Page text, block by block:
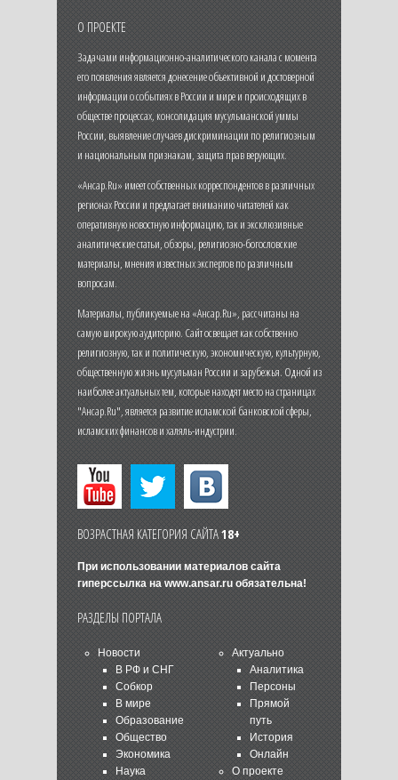
О ПРОЕКТЕ
Задачами информационно-аналитического канала с момента
его появления является донесение объективной и достоверной
информации о событиях в России и мире и происходящих в
обществе процессах, консолидация мусульманской уммы
России, выявление случаев дискриминации по религиозным
и национальным признакам, защита прав верующих.
«Ансар.Ru» имеет собственных корреспондентов в различных
регионах России и предлагает вниманию читателей как
оперативную новостную информацию, так и эксклюзивные
аналитические статьи, обзоры, религиозно-богословские
материалы, мнения известных экспертов по различным
вопросам.
Материалы, публикуемые на «Ансар.Ru», рассчитаны на
самую широкую аудиторию. Сайт освещает как собственно
религиозную, так и политическую, экономическую, культурную,
общественную жизнь мусульман России и зарубежья. Одной из
наиболее актуальных тем, которые находят место на страницах
"Ансар.Ru", является развитие исламской банковской сферы,
исламских финансов и халяль-индустрии.
ВОЗРАСТНАЯ КАТЕГОРИЯ САЙТА18+
При использовании материалов сайта
гиперссылка на www.ansar.ruобязательна!
РАЗДЕЛЫ ПОРТАЛА
Новости
В РФ и СНГ
Собкор
В мире
Образование
Общество
Экономика
Наука
Актуально
Аналитика
Персоны
Прямой
путь
История
Онлайн
О проекте